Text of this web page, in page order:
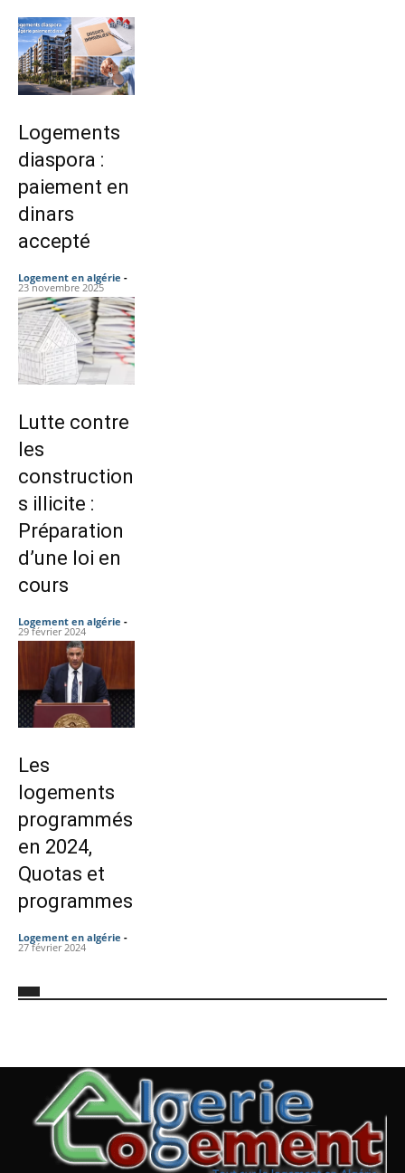
Logements
diaspora :
paiement en
dinars
accepté
Logement en algérie -
23 novembre 2025
Lutte contre
les
construction
s illicite :
Préparation
d’une loi en
cours
Logement en algérie -
29 février 2024
Les
logements
programmés
en 2024,
Quotas et
programmes
Logement en algérie -
27 février 2024